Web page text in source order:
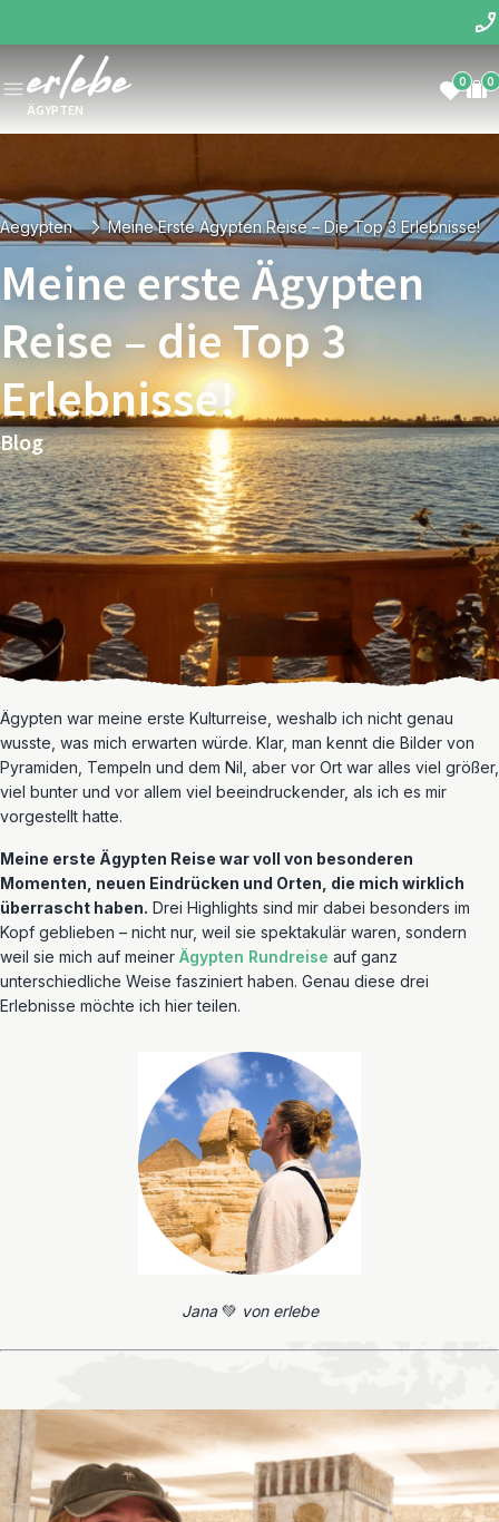
ÄGYPTEN
0 0
Aegypten Meine Erste Ägypten Reise – Die Top 3 Erlebnisse!
Meine erste Ägypten
Reise – die Top 3
Erlebnisse!
Blog
Ägypten war meine erste Kulturreise, weshalb ich nicht genau
wusste, was mich erwarten würde. Klar, man kennt die Bilder von
Pyramiden, Tempeln und dem Nil, aber vor Ort war alles viel größer,
viel bunter und vor allem viel beeindruckender, als ich es mir
vorgestellt hatte.
Meine erste Ägypten Reise war voll von besonderen
Momenten, neuen Eindrücken und Orten, die mich wirklich
überrascht haben. Drei Highlights sind mir dabei besonders im
Kopf geblieben – nicht nur, weil sie spektakulär waren, sondern
weil sie mich auf meiner Ägypten Rundreise auf ganz
unterschiedliche Weise fasziniert haben. Genau diese drei
Erlebnisse möchte ich hier teilen.
Jana💚 von erlebe